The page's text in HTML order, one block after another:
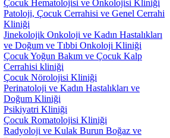
Çocuk Hematolojisi ve Onkolojisi Kliniği
Patoloji, Çocuk Cerrahisi ve Genel Cerrahi
Kliniği
Jinekolojik Onkoloji ve Kadın Hastalıkları
ve Doğum ve Tıbbi Onkoloji Kliniği
Çocuk Yoğun Bakım ve Çocuk Kalp
Cerrahisi kliniği
Çocuk Nörolojisi Kliniği
Perinatoloji ve Kadın Hastalıkları ve
Doğum Kliniği
Psikiyatri Kliniği
Çocuk Romatolojisi Kliniği
Radyoloji ve Kulak Burun Boğaz ve